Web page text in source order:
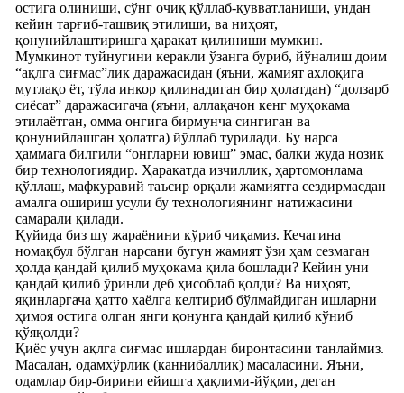
остига олиниши, сўнг очиқ қўллаб-қувватланиши, ундан
кейин тарғиб-ташвиқ этилиши, ва ниҳоят,
қонунийлаштиришга ҳаракат қилиниши мумкин.
Мумкинот туйнугини керакли ўзанга буриб, йўналиш доим
“ақлга сиғмас”лик даражасидан (яъни, жамият ахлоқига
мутлақо ёт, тўла инкор қилинадиган бир ҳолатдан) “долзарб
сиёсат” даражасигача (яъни, аллақачон кенг муҳокама
этилаётган, омма онгига бирмунча сингиган ва
қонунийлашган ҳолатга) йўллаб турилади. Бу нарса
ҳаммага билгили “онгларни ювиш” эмас, балки жуда нозик
бир технологиядир. Ҳаракатда изчиллик, ҳартомонлама
қўллаш, мафкуравий таъсир орқали жамиятга сездирмасдан
амалга ошириш усули бу технологиянинг натижасини
самарали қилади.
Қуйида биз шу жараёнини кўриб чиқамиз. Кечагина
номақбул бўлган нарсани бугун жамият ўзи ҳам сезмаган
ҳолда қандай қилиб муҳокама қила бошлади? Кейин уни
қандай қилиб ўринли деб ҳисоблаб қолди? Ва ниҳоят,
яқинларгача ҳатто хаёлга келтириб бўлмайдиган ишларни
ҳимоя остига олган янги қонунга қандай қилиб кўниб
қўяқолди?
Қиёс учун ақлга сиғмас ишлардан биронтасини танлаймиз.
Масалан, одамхўрлик (каннибаллик) масаласини. Яъни,
одамлар бир-бирини ейишга ҳақлими-йўқми, деган